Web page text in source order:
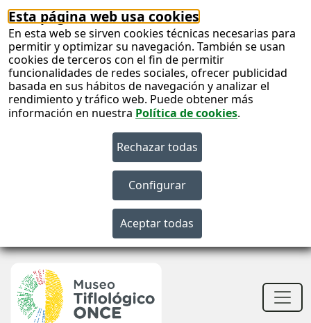
Esta página web usa cookies
En esta web se sirven cookies técnicas necesarias para
permitir y optimizar su navegación. También se usan
cookies de terceros con el fin de permitir
funcionalidades de redes sociales, ofrecer publicidad
basada en sus hábitos de navegación y analizar el
rendimiento y tráfico web. Puede obtener más
información en nuestra Política de cookies.